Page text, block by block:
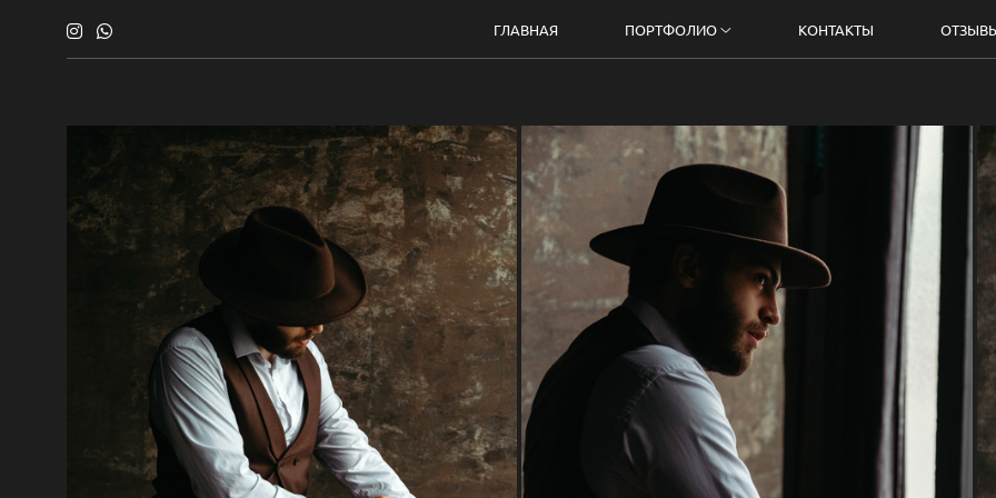
ГЛАВНАЯ ПОРТФОЛИО КОНТАКТЫ